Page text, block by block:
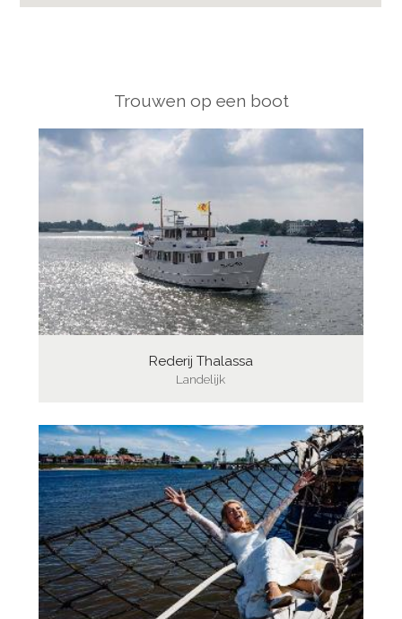
Trouwen op een boot
Rederij Thalassa
Landelijk